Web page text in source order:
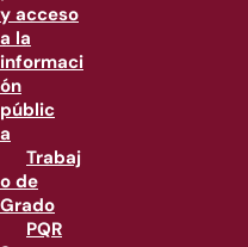
y acceso
a la
informaci
ón
públic
a
Trabaj
o de
Grado
PQR